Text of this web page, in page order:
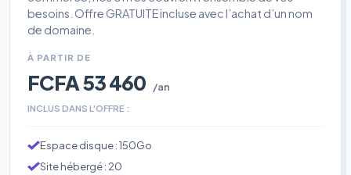
besoins. Offre GRATUITE incluse avec l’achat d’un nom
de domaine.
À PARTIR DE
FCFA 53 460 /an
INCLUS DANS L'OFFRE :
Espace disque : 150Go
Site hébergé : 20